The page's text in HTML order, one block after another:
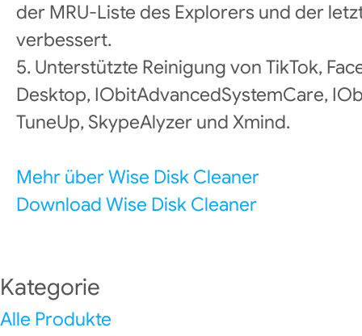
der MRU-Liste des Explorers und der
verbessert.
5. Unterstützte Reinigung von TikTok,
Desktop, IObitAdvancedSystemCare,
TuneUp, SkypeAlyzer und Xmind.
Mehr über Wise Disk Cleaner
Download Wise Disk Cleaner
Kategorie
Alle Produkte